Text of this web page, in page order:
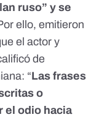
ruso” y se
ello, emitieron
el actor y
de
“Las frases
o
el odio hacia